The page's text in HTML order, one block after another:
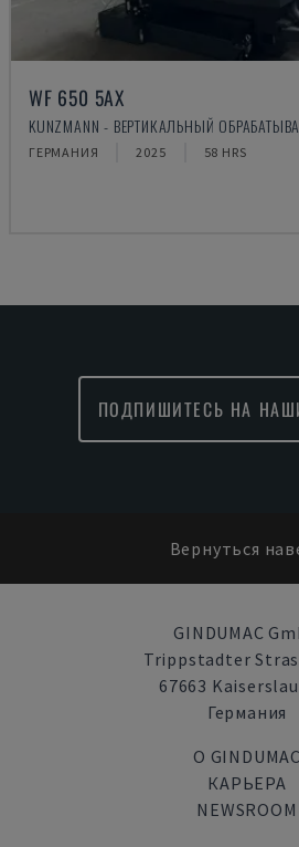
WF 650 5AX
KUNZMANN - ВЕРТИКАЛЬНЫЙ
ГЕРМАНИЯ 2025 58 HRS
ПОДПИШИТЕСЬ НА
Вернуться
GINDUMAC
Trippstadter
67663
Германия
О GINDUMAC
КАРЬЕРА
NEWSROOM